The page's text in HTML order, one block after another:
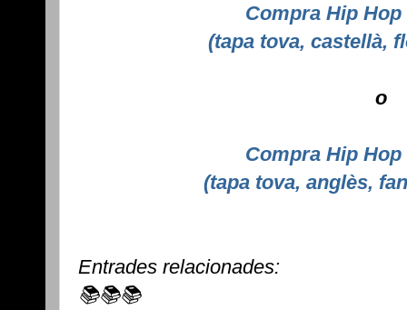
Compra Hip
(tapa tova, castellà,
o
Compra Hip
(tapa tova, anglès,
Entrades relacionades:
📚📚📚